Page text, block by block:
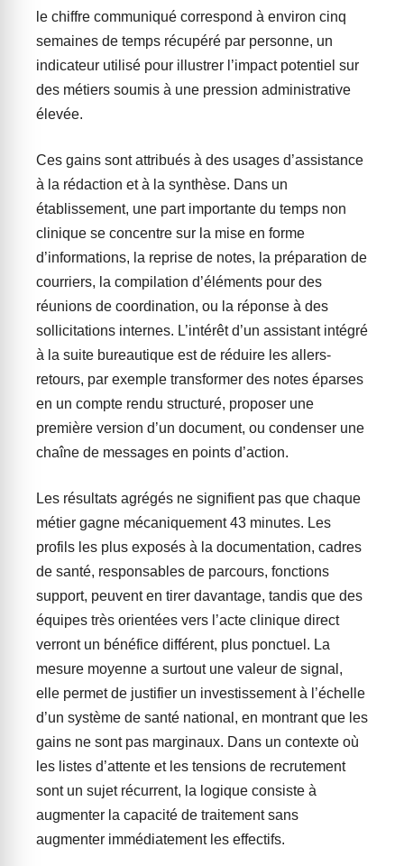
le chiffre communiqué correspond à environ cinq
semaines de temps récupéré par personne, un
indicateur utilisé pour illustrer l’impact potentiel sur
des métiers soumis à une pression administrative
élevée.
Ces gains sont attribués à des usages d’assistance
à la rédaction et à la synthèse. Dans un
établissement, une part importante du temps non
clinique se concentre sur la mise en forme
d’informations, la reprise de notes, la préparation de
courriers, la compilation d’éléments pour des
réunions de coordination, ou la réponse à des
sollicitations internes. L’intérêt d’un assistant intégré
à la suite bureautique est de réduire les allers-
retours, par exemple transformer des notes éparses
en un compte rendu structuré, proposer une
première version d’un document, ou condenser une
chaîne de messages en points d’action.
Les résultats agrégés ne signifient pas que chaque
métier gagne mécaniquement 43 minutes. Les
profils les plus exposés à la documentation, cadres
de santé, responsables de parcours, fonctions
support, peuvent en tirer davantage, tandis que des
équipes très orientées vers l’acte clinique direct
verront un bénéfice différent, plus ponctuel. La
mesure moyenne a surtout une valeur de signal,
elle permet de justifier un investissement à l’échelle
d’un système de santé national, en montrant que les
gains ne sont pas marginaux. Dans un contexte où
les listes d’attente et les tensions de recrutement
sont un sujet récurrent, la logique consiste à
augmenter la capacité de traitement sans
augmenter immédiatement les effectifs.